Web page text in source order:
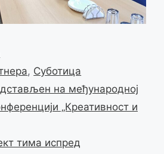
, Суботица
на међународној
„Креативност и
тима испред